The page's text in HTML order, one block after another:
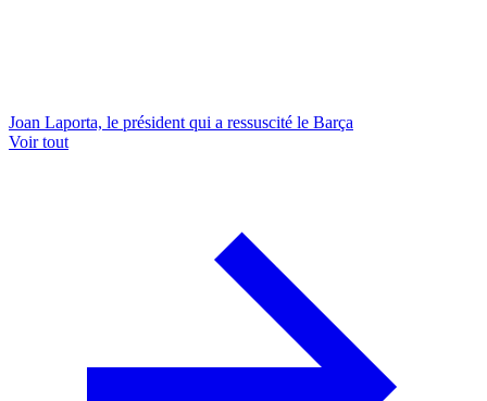
Joan Laporta, le président qui a ressuscité le Barça
Voir tout